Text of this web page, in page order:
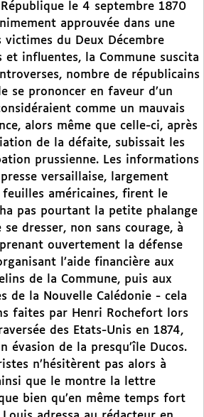
le 4 septembre 1870
approuvée dans une
victimes du Deux Décembre
et influentes, la Commune suscita
nombre de républicains
se prononcer en faveur d’un
comme un mauvais
alors même que celle-ci, après
de la défaite, subissait les
prussienne. Les informations
versaillaise, largement
feuilles américaines, firent le
pas pourtant la petite phalange
dresser, non sans courage, à
ouvertement la défense
l’aide financière aux
de la Commune, puis aux
de la Nouvelle Calédonie - cela
faites par Henri Rochefort lors
des Etats-Unis en 1874,
évasion de la presqu’île Ducos.
n’hésitèrent pas alors à
que le montre la lettre
bien qu’en même temps fort